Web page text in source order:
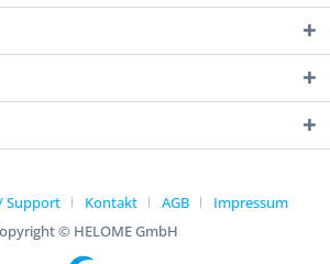
Support Kontakt AGB
Impressum
© HELOME GmbH